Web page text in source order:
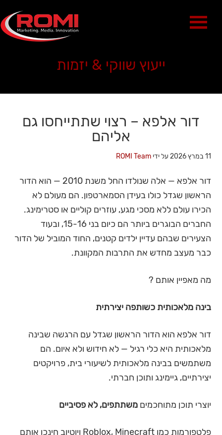
ייעוץ שווקי & יזמות
דור אלפא – רצוי שתתייחסו גם
אליהם
11 במרץ 2026 על ידיROMI Team
דור אלפא — אלה שנולדו החל משנת 2010 — הוא הדור
הראשון שגדל כולו בעידן הסמארטפון. הם מעולם לא
הכירו עולם ללא מסכי מגע, עוזרים קוליים או סטרימינג.
החברים הבוגרים ביותר הם כיום בני 15-16, ובעוד
הצעירים שבהם עדיין ילדים קטנים, החוד המוביל של הדור
כבר מעצב מחדש את התרבות המקוונת.
מה מאפיין אותם ?
בינה מלאכותית כשותפה יצירתית
דור אלפא הוא הדור הראשון שגדל עם הרגשה שבינה
מלאכותית היא כלי רגיל — לא חידוש ולא איום. הם
משתמשים בבינה מלאכותית לשיעורי בית, פרויקטים
יצירתיים, גיימינג ותוכן חברתי.
יוצרי תוכן מתוחכמיםמשתתפים, לא פסיביים
פלטפורמות כמו Roblox, Minecraft ויוטיוב חינכו אותם